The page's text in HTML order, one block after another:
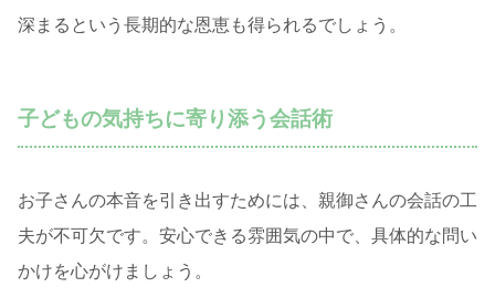
深まるという長期的な恩恵も得られるでしょう。
子どもの気持ちに寄り添う会話術
お子さんの本音を引き出すためには、親御さんの会話の工
夫が不可欠です。安心できる雰囲気の中で、具体的な問い
かけを心がけましょう。